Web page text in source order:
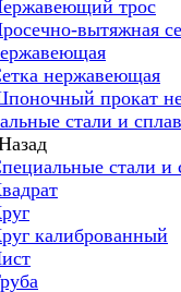
трос
вытяжная
нержавеющая
прокат
стали и
стали и
калиброванный